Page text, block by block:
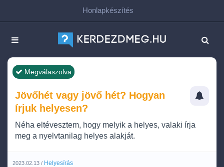
Honlapkészítés
Megválaszolva
Jövőhét vagy jövő hét? Hogyan
írjuk helyesen?
Néha eltévesztem, hogy melyik a helyes, valaki írja
meg a nyelvtanilag helyes alakját.
2023.02.13 / Helyesírás